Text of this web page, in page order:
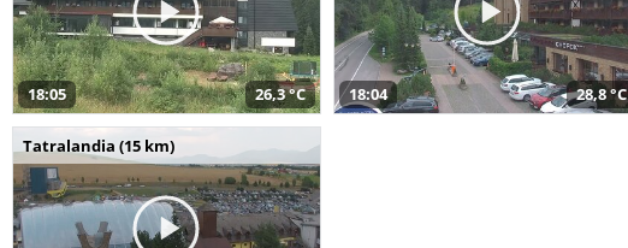
18:05 26,3 °C 18:04 28,8 °C
Tatralandia (15 km)